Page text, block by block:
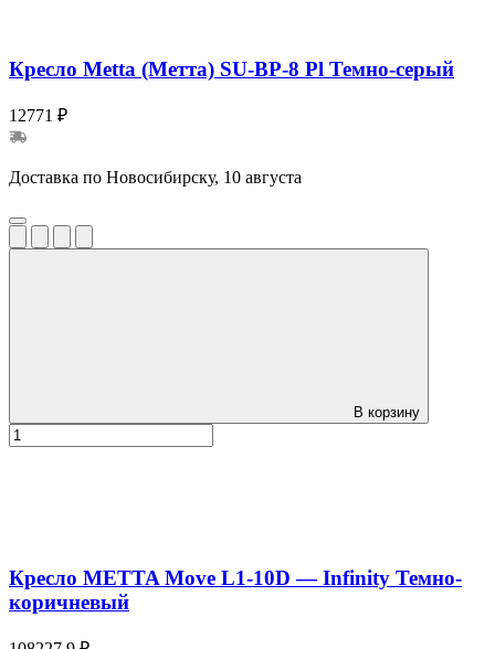
Кресло Metta (Метта) SU-BP-8 Pl Темно-серый
12771 ₽
Доставка по Новосибирску, 10 августа
В корзину
Кресло METTA Move L1-10D — Infinity Темно-
коричневый